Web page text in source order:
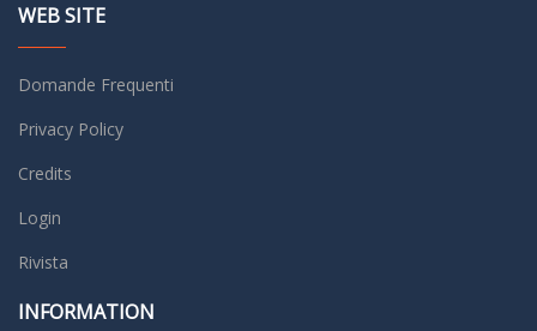
WEB SITE
Domande Frequenti
Privacy Policy
Credits
Login
Rivista
INFORMATION